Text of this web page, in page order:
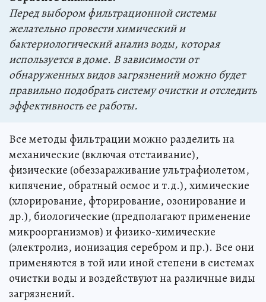
Перед выбором фильтрационной системы
желательно провести химический и
бактериологический анализ воды, которая
используется в доме. В зависимости от
обнаруженных видов загрязнений можно будет
правильно подобрать систему очистки и отследить
эффективность ее работы.
Все методы фильтрации можно разделить на
механические (включая отстаивание),
физические (обеззараживание ультрафиолетом,
кипячение, обратный осмос и т.д.), химические
(хлорирование, фторирование, озонирование и
др.), биологические (предполагают применение
микроорганизмов) и физико-химические
(электролиз, ионизация серебром и пр.). Все они
применяются в той или иной степени в системах
очистки воды и воздействуют на различные виды
загрязнений.